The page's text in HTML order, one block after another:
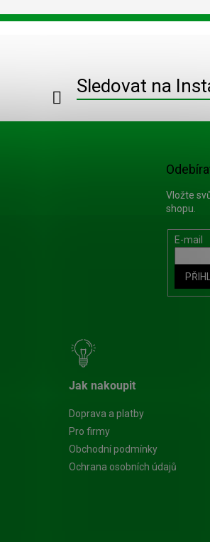
Sledovat na
Jak nakoupit
Doprava a platby
Pro firmy
Obchodní podmínky
Ochrana osobních údajů
Vložte
shopu.
E-mail